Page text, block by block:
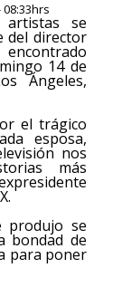
artistas se
del director
14 de
Ángeles,
el trágico
esposa,
nos
más
produjo se
bondad de
para poner